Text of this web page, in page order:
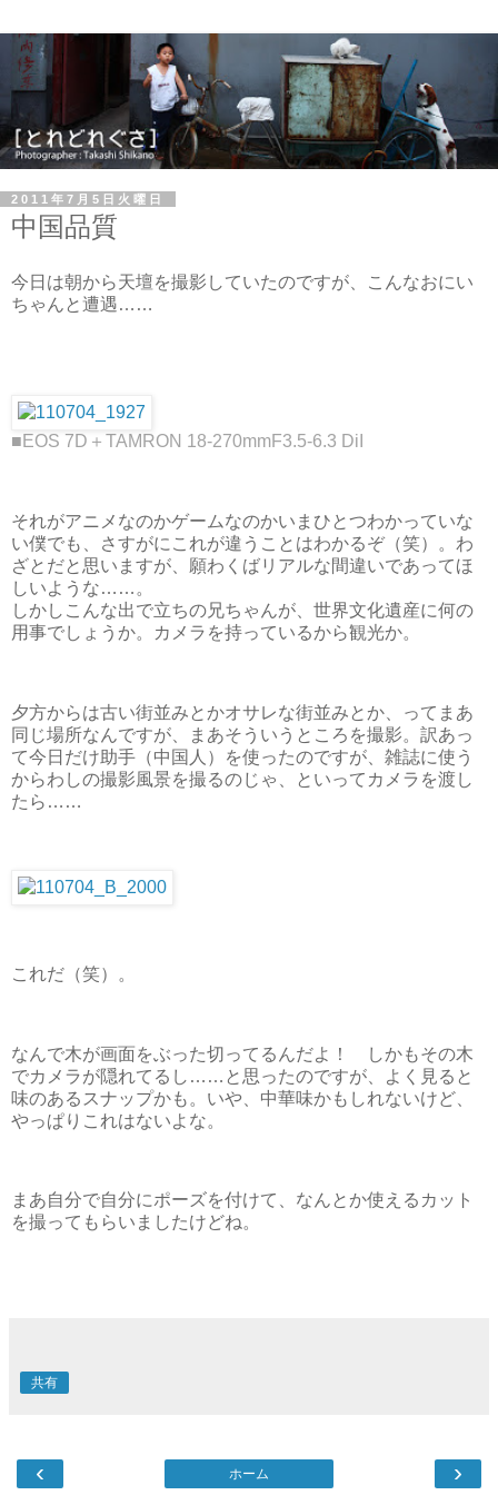
2011年7月5日火曜日
中国品質
今日は朝から天壇を撮影していたのですが、こんなおにい
ちゃんと遭遇……
■EOS 7D＋TAMRON 18-270mmF3.5-6.3 DiI
それがアニメなのかゲームなのかいまひとつわかっていな
い僕でも、さすがにこれが違うことはわかるぞ（笑）。わ
ざとだと思いますが、願わくばリアルな間違いであってほ
しいような……。
しかしこんな出で立ちの兄ちゃんが、世界文化遺産に何の
用事でしょうか。カメラを持っているから観光か。
夕方からは古い街並みとかオサレな街並みとか、ってまあ
同じ場所なんですが、まあそういうところを撮影。訳あっ
て今日だけ助手（中国人）を使ったのですが、雑誌に使う
からわしの撮影風景を撮るのじゃ、といってカメラを渡し
たら……
これだ（笑）。
なんで木が画面をぶった切ってるんだよ！ しかもその木
でカメラが隠れてるし……と思ったのですが、よく見ると
味のあるスナップかも。いや、中華味かもしれないけど、
やっぱりこれはないよな。
まあ自分で自分にポーズを付けて、なんとか使えるカット
を撮ってもらいましたけどね。
共有
‹ ›
ホーム